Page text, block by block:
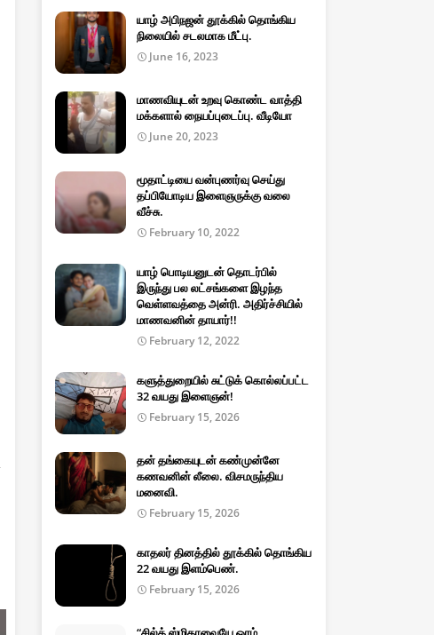
யாழ் அபிநஜன் தூக்கில் தொங்கிய
நிலையில் சடலமாக மீட்பு.
June 16, 2023
மாணவியுடன் உறவு கொண்ட வாத்தி
மக்களால் நையப்புடைப்பு. வீடியோ
June 20, 2023
மூதாட்டியை வன்புணர்வு செய்து
தப்பியோடிய இளைஞருக்கு வலை
வீச்சு.
February 10, 2022
யாழ் பொடியனுடன் தொடர்பில்
இருந்து பல லட்சங்களை இழந்த
வெள்ளவத்தை அன்ரி. அதிர்ச்சியில்
மாணவனின் தாயார்!!
February 12, 2022
களுத்துறையில் சுட்டுக் கொல்லப்பட்ட
32 வயது இளைஞன்!
February 15, 2026
தன் தங்கையுடன் கண்முன்னே
கணவனின் லீலை. விசமருந்திய
மனைவி.
February 15, 2026
காதலர் தினத்தில் தூக்கில் தொங்கிய
22 வயது இளம்பெண்.
February 15, 2026